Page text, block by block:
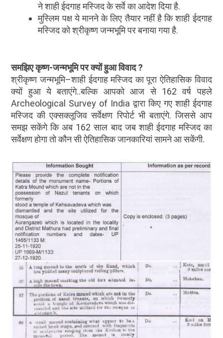
ने शाही ईदगाह मस्जिद के सर्वे का आदेश दिया है.
मुस्लिम पक्ष ये मानने के लिए तैयार नहीं है कि शाही ईदगाह
मस्जिद को श्रीकृष्ण जन्मभूमि पर बनाया गया है.
समझिए कृष्ण-जन्मभूमि पर क्यों हुआ विवाद?
श्रीकृष्ण जन्मभूमि–शाही ईदगाह मस्जिद का पूरा ऐतिहासिक विवाद
क्यों हुआ ये बताएंगे..बल्कि आपको आज से 162 वर्ष पहले
Archeological Survey of India द्वारा किए गए शाही ईदगाह
मस्जिद की एक्सक्लूजिव सर्वेक्षण रिपोर्ट भी बताएंगे. जिससे आप
समझ सकेंगे कि अब 162 साल बाद जब शाही ईदगाह मस्जिद का
सर्वेक्षण होगा तो कौन सी ऐतिहासिक जानकारियां सामने आ सकेंगी.